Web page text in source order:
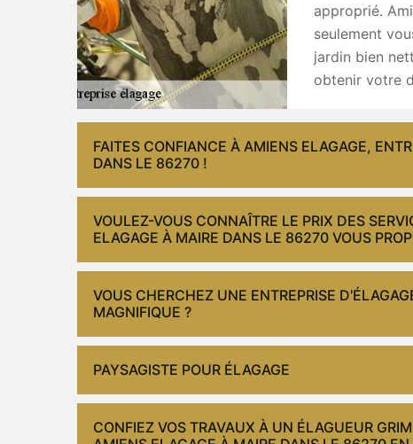
approprié.
seulement
jardin bien
obtenir votre
FAITES CONFIANCE À AMIENS ELAGAGE,
DANS LE 86270 !
VOULEZ-VOUS CONNAÎTRE LE PRIX DES
ELAGAGE À MAIRE DANS LE 86270 VOUS
VOUS CHERCHEZ UNE ENTREPRISE
MAGNIFIQUE ?
PAYSAGISTE POUR ÉLAGAGE
CONFIEZ VOS TRAVAUX À UN ÉLAGUEUR